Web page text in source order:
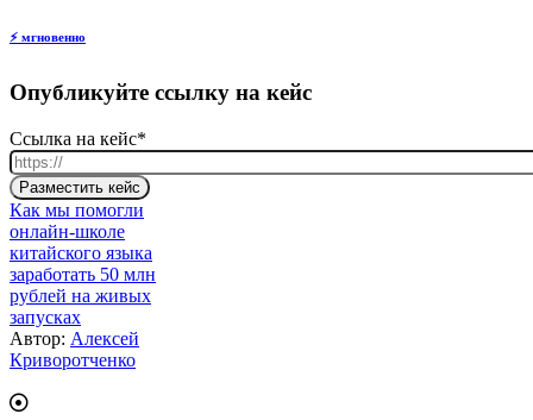
⚡ мгновенно
Опубликуйте ссылку на кейс
Ссылка на кейс*
Разместить кейс
Как мы помогли
онлайн-школе
китайского языка
заработать 50 млн
рублей на живых
запусках
Автор: Алексей
Криворотченко